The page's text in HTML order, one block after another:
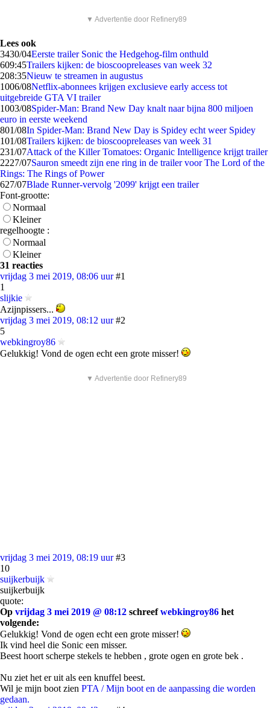
▼ Advertentie door Refinery89
Lees ook
3430/04Eerste trailer Sonic the Hedgehog-film onthuld
609:45Trailers kijken: de bioscoopreleases van week 32
208:35Nieuw te streamen in augustus
1006/08Netflix-abonnees krijgen exclusieve early access tot
uitgebreide GTA VI trailer
1003/08Spider-Man: Brand New Day knalt naar bijna 800 miljoen
euro in eerste weekend
801/08In Spider-Man: Brand New Day is Spidey echt weer Spidey
101/08Trailers kijken: de bioscoopreleases van week 31
231/07Attack of the Killer Tomatoes: Organic Intelligence krijgt trailer
2227/07Sauron smeedt zijn ene ring in de trailer voor The Lord of the
Rings: The Rings of Power
627/07Blade Runner-vervolg '2099' krijgt een trailer
Font-grootte:
Normaal
Kleiner
regelhoogte :
Normaal
Kleiner
31 reacties
vrijdag 3 mei 2019, 08:06 uur #1
1
slijkie
Azijnpissers...
vrijdag 3 mei 2019, 08:12 uur #2
5
webkingroy86
Gelukkig! Vond de ogen echt een grote misser!
▼ Advertentie door Refinery89
vrijdag 3 mei 2019, 08:19 uur #3
10
suijkerbuijk
suijkerbuijk
quote:
Op vrijdag 3 mei 2019 @ 08:12 schreefwebkingroy86 het
volgende:
Gelukkig! Vond de ogen echt een grote misser!
Ik vind heel die Sonic een misser.
Beest hoort scherpe stekels te hebben , grote ogen en grote bek .
Nu ziet het er uit als een knuffel beest.
Wil je mijn boot zien PTA / Mijn boot en de aanpassing die worden
gedaan.